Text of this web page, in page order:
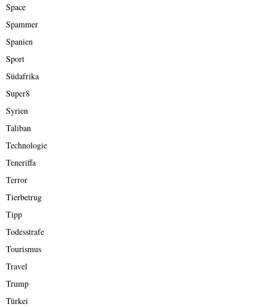
Space
Spammer
Spanien
Sport
Südafrika
Super8
Syrien
Taliban
Technologie
Teneriffa
Terror
Tierbetrug
Tipp
Todesstrafe
Tourismus
Travel
Trump
Türkei